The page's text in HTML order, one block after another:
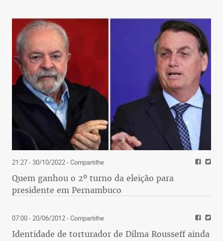
21:27 - 30/10/2022- Compartilhe
Quem ganhou o 2º turno da eleição para
presidente em Pernambuco
07:00 - 20/06/2012- Compartilhe
Identidade de torturador de Dilma Rousseff ainda